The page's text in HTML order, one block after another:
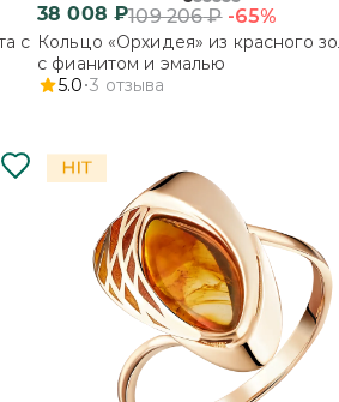
с
38 008 ₽109 206₽ -65%
Кольцо «Орхидея» из красного
с фианитом и эмалью
5.0 3 отзыва